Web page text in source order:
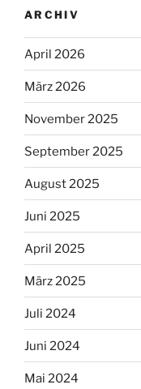
ARCHIV
April 2026
März 2026
November 2025
September 2025
August 2025
Juni 2025
April 2025
März 2025
Juli 2024
Juni 2024
Mai 2024